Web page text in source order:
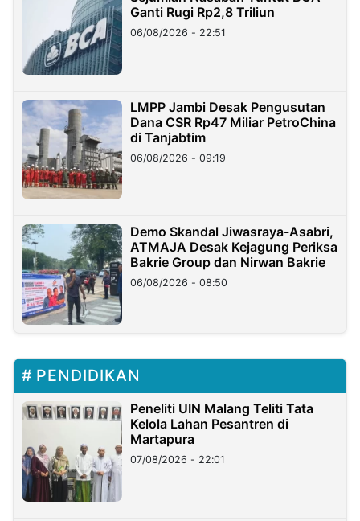
Ganti Rugi Rp2,8 Triliun
06/08/2026 - 22:51
LMPP Jambi Desak Pengusutan
Dana CSR Rp47 Miliar PetroChina
di Tanjabtim
06/08/2026 - 09:19
Demo Skandal Jiwasraya-Asabri,
ATMAJA Desak Kejagung Periksa
Bakrie Group dan Nirwan Bakrie
06/08/2026 - 08:50
PENDIDIKAN
Peneliti UIN Malang Teliti Tata
Kelola Lahan Pesantren di
Martapura
07/08/2026 - 22:01